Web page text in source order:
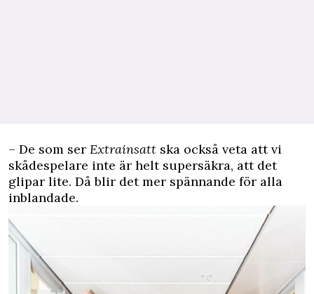
– De som ser Extrainsatt ska också veta att vi
skådespelare inte är helt supersäkra, att det
glipar lite. Då blir det mer spännande för alla
inblandade.